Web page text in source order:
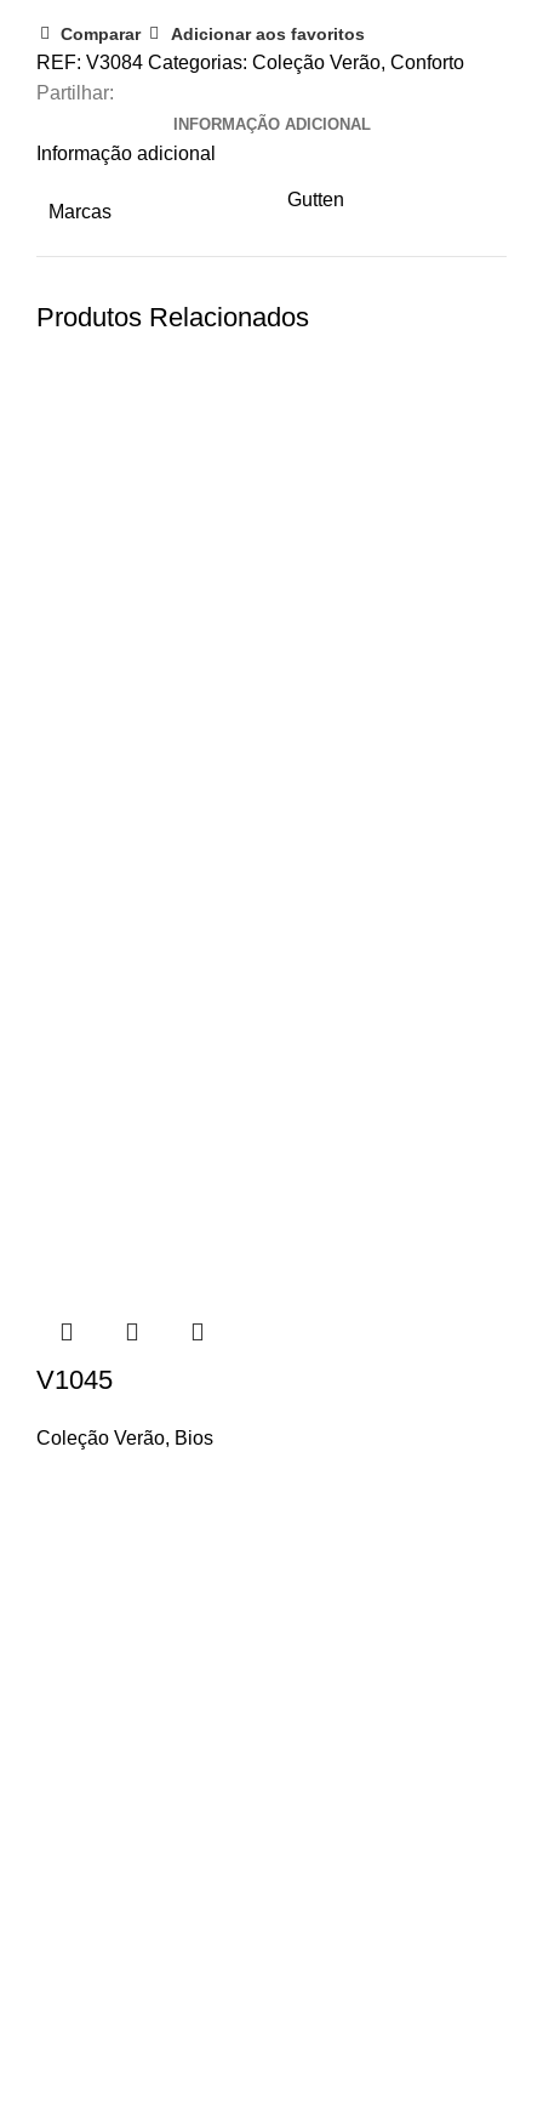
Comparar Adicionar aos favoritos
REF: V3084 Categorias: Coleção Verão, Conforto
Partilhar:
INFORMAÇÃO ADICIONAL
Informação adicional
Marcas
Gutten
Produtos Relacionados
V1045
Coleção Verão, Bios